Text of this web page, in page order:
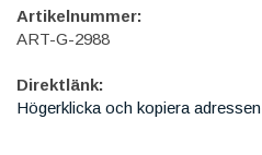
Artikelnummer:
ART-G-2988
Direktlänk:
Högerklicka och kopiera adressen